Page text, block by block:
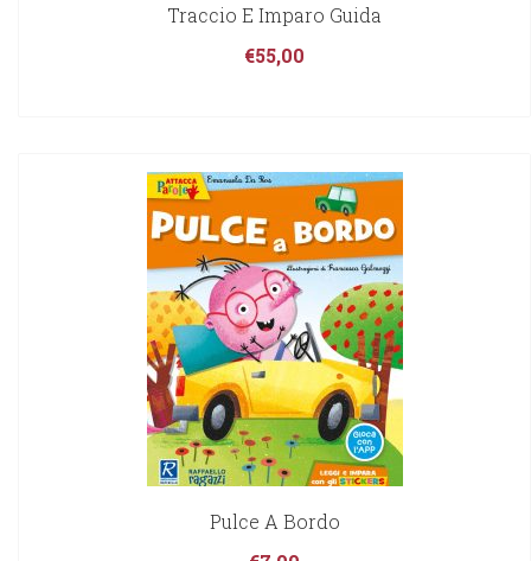
Traccio E Imparo Guida
€55,00
Pulce A Bordo